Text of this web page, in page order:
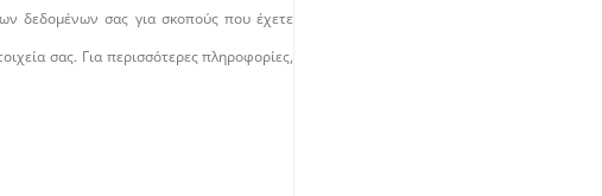
δεδομένων σας για σκοπούς που έχετε
σας. Για περισσότερες πληροφορίες,